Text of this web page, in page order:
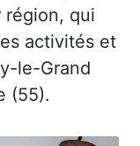
région, qui
activités et
le-Grand
(55).